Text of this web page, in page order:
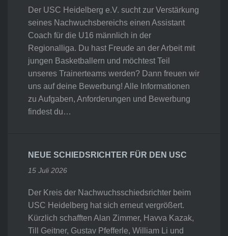
Der USC Heidelberg e.V. sucht zur Verstärkung
seines Nachwuchsbereichs einen Assistant
Coach für die U16 männlich in der
Regionalliga. Du hast Freude an der Arbeit mit
jungen Basketballern und möchtest Teil
unseres Trainerteams werden? Dann freuen wir
uns auf deine Bewerbung! Alle Informationen
zu Aufgaben, Anforderungen und Bewerbung
findest du…
NEUE SCHIEDSRICHTER FÜR DEN USC
15 Juli 2026
Der Kreis der Nachwuchsschiedsrichter beim
USC Heidelberg hat sich erneut vergrößert.
Kürzlich schafften Alan Zimmer, Havva Kazak,
Till Geitner, Gustav Pfefferle, William Li und